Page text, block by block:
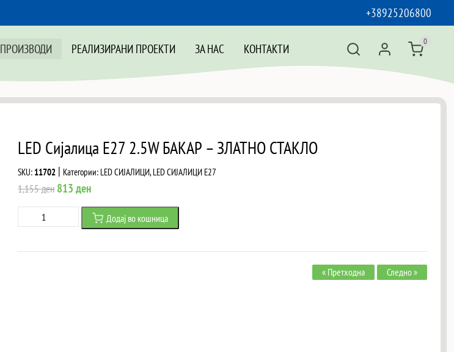
+38925206800
ПРОИЗВОДИ
РЕАЛИЗИРАНИ ПРОЕКТИ ЗА НАС КОНТАКТИ 0
LED Сијалица E27 2.5W БАКАР – ЗЛАТНО СТАКЛО
SKU: 11702 | Категории: LED СИЈАЛИЦИ,LED СИЈАЛИЦИ Е27
1,155ден Original
price
813денCurrent
price
is:
Сијалица
E27
Додај во кошница
« Претходна Следно »